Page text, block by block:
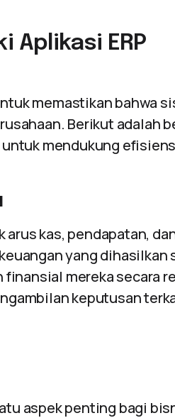
Aplikasi ERP
memastikan bahwa
Berikut adalah
untuk mendukung
kas, pendapatan,
yang dihasilkan
mereka secara
keputusan
aspek penting bagi